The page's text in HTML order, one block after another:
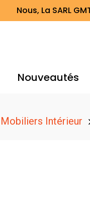
Nous, La SARL
Nouveautés
Mobiliers Intérieur